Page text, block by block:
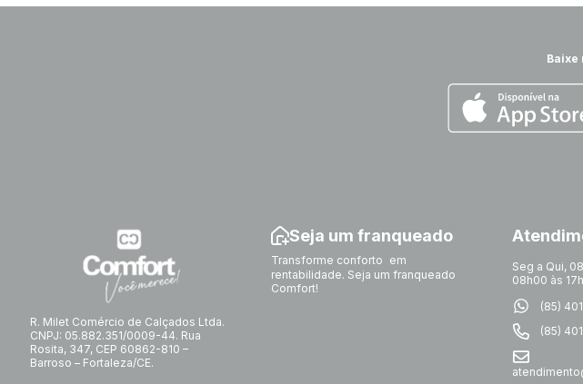
Baixe
R. Milet Comércio de Calçados Ltda.
CNPJ: 05.882.351/0009-44. Rua
Rosita, 347, CEP 60862-810 –
Barroso – Fortaleza/CE.
Seja um franqueado
Transforme conforto em
rentabilidade. Seja um franqueado
Comfort!
Seg a Qui,
08h00 às
(85)
(85)